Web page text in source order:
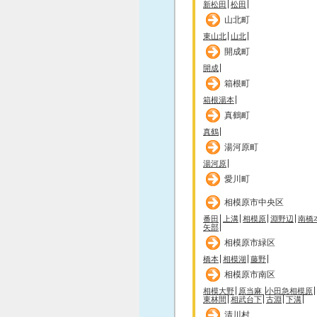
新松田 松田
山北町
東山北 山北
開成町
開成
箱根町
箱根湯本
真鶴町
真鶴
湯河原町
湯河原
愛川町
相模原市中央区
番田 上溝 相模原 淵野辺 南橋
矢部
相模原市緑区
橋本 相模湖 藤野
相模原市南区
相模大野 原当麻 小田急相模原
東林間 相武台下 古淵 下溝
清川村